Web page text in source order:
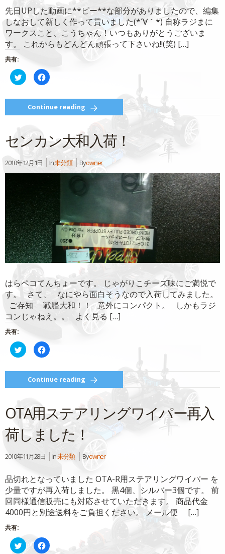
き
ま
す)
ウ
ィ
ン
ド
ウ
で
開
き
先日UPした動画に**ピー**な部分がありましたので、編集
しなおして新しく作って貰いました(*´∀｀*) 自称ラジまに
ワークスこと、こうちゃん！いつもありがとうございま
す。 これからもどんどん頑張って下さいね!!(笑) […]
共有:
ク
リ
し
て
Twitter
で
(新
し
い
ィ
ン
ド
す)
Facebook
で
す
る
に
は
ッ
ク
し
く
だ
さ
(新
い
ウ
ィ
ン
ド
ウ
で
開
き
ま
す)
Continue reading
センカン大和入荷！
2010年12月1日 In未分類 Byowner
はらペコてんちょーです。 じゃがりこチーズ味にご満悦で
す。 さて、 なにやら面白そうなので入荷してみました。
ご存知 戦艦大和！！ 意外にコンパクト。 しかもラジ
コンじゃねえ。。 よく見る […]
共有:
ク
リ
し
て
Twitter
で
(新
し
い
ィ
ン
ド
で
ま
す)
Facebook
で
す
る
に
は
ッ
ク
し
く
だ
さ
い
(新
し
ィ
ン
ド
ウ
で
開
き
Continue reading
OTA用ステアリングワイパー再入
荷しました！
2010年11月28日 In未分類 Byowner
品切れとなっていました OTA-R用ステアリングワイパー を
少量ですが再入荷しました。 黒4個、シルバー3個です。 前
回同様通信販売にも対応させていただきます。 商品代金
4000円と別途送料をご負担ください。 メール便 […]
共有:
ク
リ
Facebook
で